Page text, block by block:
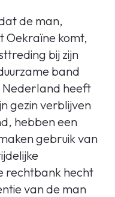
de man,
Oekraïne komt,
bij zijn
band
Nederland heeft
gezin verblijven
hebben een
gebruik van
rechtbank hecht
van de man